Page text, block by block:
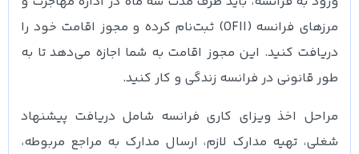
مرزهای فرانسه (OFII) ثبت‌نام کرده و مجوز اقامت خود را
دریافت کنید. این مجوز اقامت به شما اجازه می‌دهد تا به
طور قانونی در فرانسه زندگی و کار کنید.
مراحل اخذ ویزای کاری فرانسه شامل دریافت پیشنهاد
شغلی، تهیه مدارک لازم، ارسال مدارک به مراجع مربوطه،